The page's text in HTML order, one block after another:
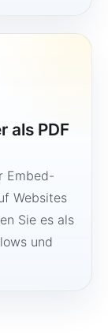
als PDF
Embed-
Websites
Sie es als
und